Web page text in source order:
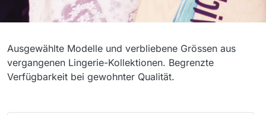
Letzte Stücke
Ausgewählte Modelle und verbliebene Grössen aus
vergangenen Lingerie-Kollektionen. Begrenzte
Verfügbarkeit bei gewohnter Qualität.